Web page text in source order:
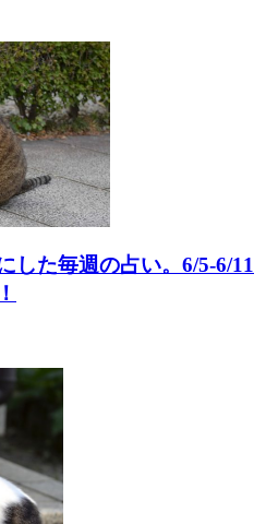
した毎週の占い。6/5-6/11